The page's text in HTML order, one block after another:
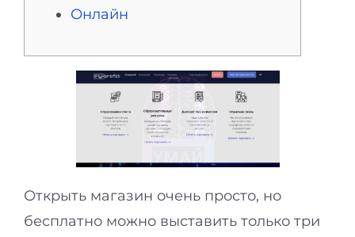
Онлайн
Открыть магазин очень просто, но
бесплатно можно выставить только три